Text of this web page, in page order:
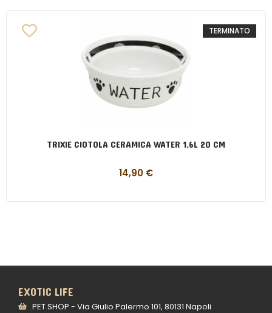
TERMINATO
TRIXIE CIOTOLA CERAMICA WATER 1,6L 20 CM
14,90 €
EXOTIC LIFE
PET SHOP - Via Giulio Palermo 101, 80131 Napoli